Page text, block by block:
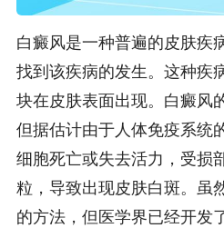
白癜风是一种普遍的皮肤疾
找到该疾病的发生。这种疾
块在皮肤表面出现。白癜风
但据估计由于人体免疫系统
细胞死亡或失去活力，受损
粒，导致出现皮肤白斑。虽
的方法，但医学界已经开发